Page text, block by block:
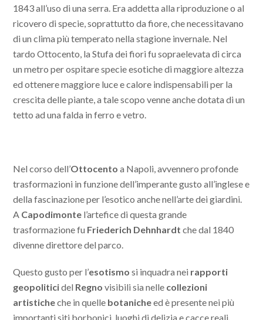
1843 all’uso di una serra. Era addetta alla riproduzione o al
ricovero di specie, soprattutto da fiore, che necessitavano
di un clima più temperato nella stagione invernale. Nel
tardo Ottocento, la Stufa dei fiori fu sopraelevata di circa
un metro per ospitare specie esotiche di maggiore altezza
ed ottenere maggiore luce e calore indispensabili per la
crescita delle piante, a tale scopo venne anche dotata di un
tetto ad una falda in ferro e vetro.
Nel corso dell’Ottocento a Napoli, avvennero profonde
trasformazioni in funzione dell’imperante gusto all’inglese e
della fascinazione per l’esotico anche nell’arte dei giardini.
A Capodimonte l’artefice di questa grande
trasformazione fu Friederich Dehnhardt che dal 1840
divenne direttore del parco.
Questo gusto per l’esotismo si inquadra nei rapporti
geopoliticidel Regnovisibili sia nelle collezioni
artisticheche in quelle botanicheed è presente nei più
importanti siti borbonici, luoghi di delizia e cacce reali.